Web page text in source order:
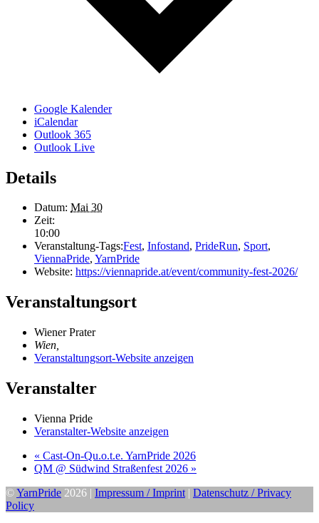
Google Kalender
iCalendar
Outlook 365
Outlook Live
Details
Datum: Mai 30
Zeit:
10:00
Veranstaltung-Tags:Fest, Infostand, PrideRun, Sport,
ViennaPride, YarnPride
Website: https://viennapride.at/event/community-fest-2026/
Veranstaltungsort
Wiener Prater
Wien
Veranstaltungsort-Website anzeigen
Veranstalter
Vienna Pride
Veranstalter-Website anzeigen
« Cast-On-Qu.o.t.e. YarnPride 2026
QM @ Südwind Straßenfest 2026 »
©YarnPride 2026 | Impressum / Imprint | Datenschutz / Privacy
Policy